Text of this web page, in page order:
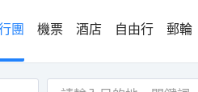
團 機票 酒店 自由行 郵輪